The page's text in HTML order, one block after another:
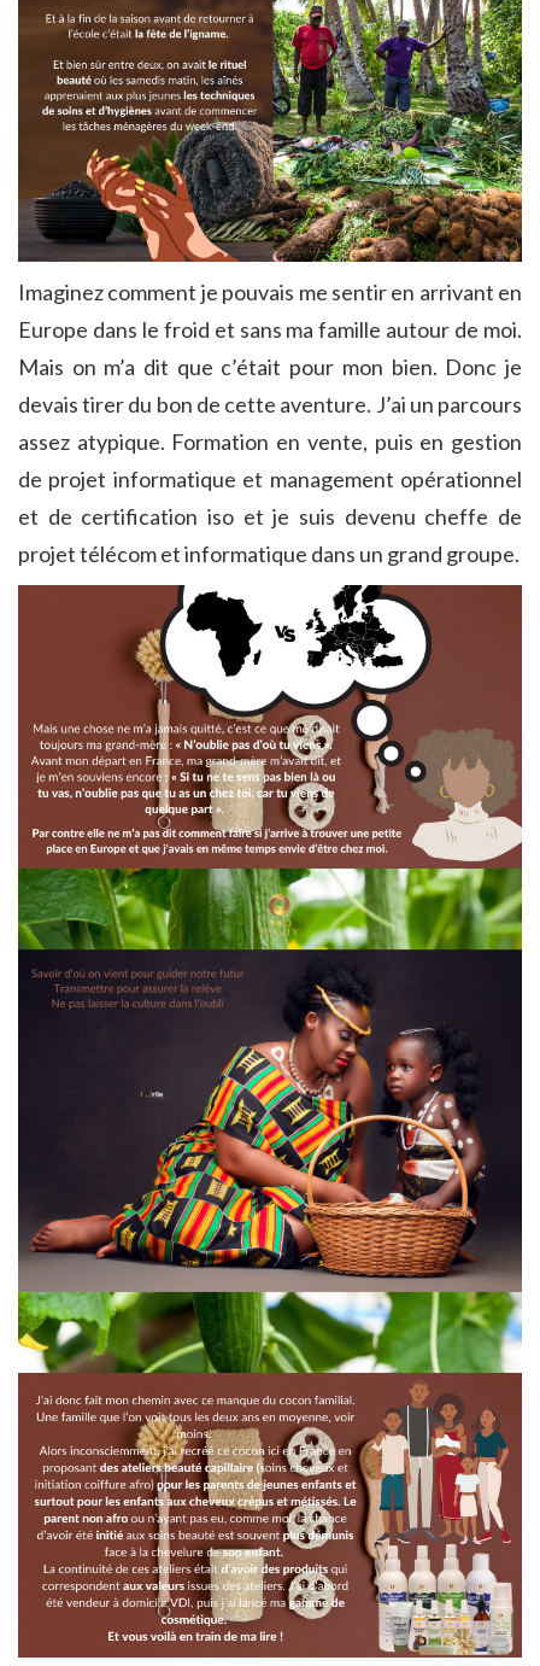
Imaginez comment je pouvais me sentir en arrivant en
Europe dans le froid et sans ma famille autour de moi.
Mais on m’a dit que c’était pour mon bien. Donc je
devais tirer du bon de cette aventure. J’ai un parcours
assez atypique. Formation en vente, puis en gestion
de projet informatique et management opérationnel
et de certification iso et je suis devenu cheffe de
projet télécom et informatique dans un grand groupe.